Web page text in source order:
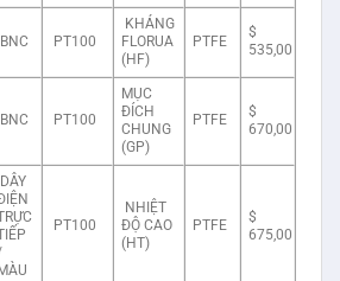
BNC PT100
KHÁNG
FLORUA
(HF)
PTFE
$
535,00
BNC PT100
MỤC
ĐÍCH
CHUNG
(GP)
PTFE
$
670,00
DÂY
MÀU
PT100
NHIỆT
ĐỘ CAO
(HT)
PTFE
$
675,00